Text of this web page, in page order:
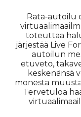
Rata-autoilu
toteuttaa
järjestää Live
autoilun
etuveto,
keskenänsä
monesta
Tervetuloa